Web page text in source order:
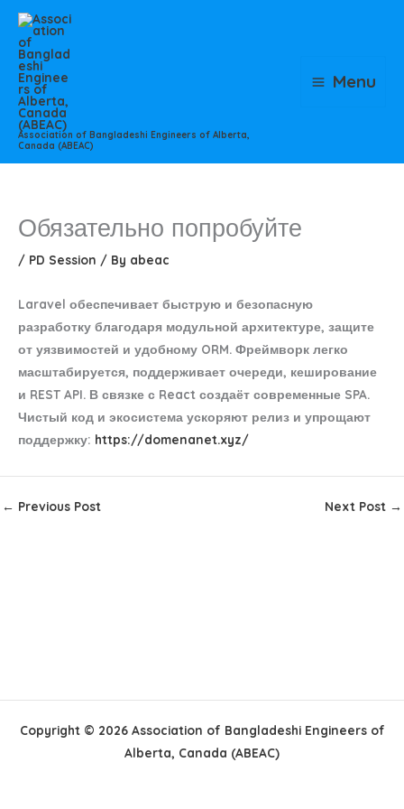
Skip
content
Association of Bangladeshi Engineers of Alberta,
Canada (ABEAC)
Menu
Обязательно попробуйте
/ PD Session / By abeac
Laravel обеспечивает быструю и безопасную
разработку благодаря модульной архитектуре, защите
от уязвимостей и удобному ORM. Фреймворк легко
масштабируется, поддерживает очереди, кеширование
и REST API. В связке с React создаёт современные SPA.
Чистый код и экосистема ускоряют релиз и упрощают
поддержку: https://domenanet.xyz/
← Previous Post Next Post →
Copyright © 2026 Association of Bangladeshi Engineers of
Alberta, Canada (ABEAC)